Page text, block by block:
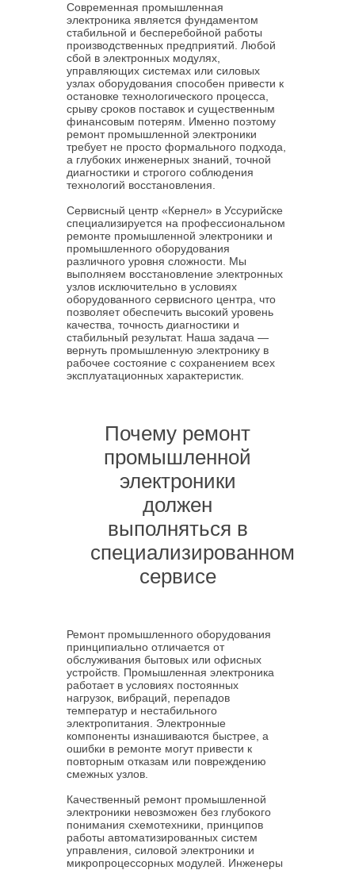
Современная промышленная
электроника является фундаментом
стабильной и бесперебойной работы
производственных предприятий. Любой
сбой в электронных модулях,
управляющих системах или силовых
узлах оборудования способен привести к
остановке технологического процесса,
срыву сроков поставок и существенным
финансовым потерям. Именно поэтому
ремонт промышленной электроники
требует не просто формального подхода,
а глубоких инженерных знаний, точной
диагностики и строгого соблюдения
технологий восстановления.
Сервисный центр «Кернел» в Уссурийске
специализируется на профессиональном
ремонте промышленной электроники и
промышленного оборудования
различного уровня сложности. Мы
выполняем восстановление электронных
узлов исключительно в условиях
оборудованного сервисного центра, что
позволяет обеспечить высокий уровень
качества, точность диагностики и
стабильный результат. Наша задача —
вернуть промышленную электронику в
рабочее состояние с сохранением всех
эксплуатационных характеристик.
Почему ремонт
промышленной
электроники
должен
выполняться в
специализированном
сервисе
Ремонт промышленного оборудования
принципиально отличается от
обслуживания бытовых или офисных
устройств. Промышленная электроника
работает в условиях постоянных
нагрузок, вибраций, перепадов
температур и нестабильного
электропитания. Электронные
компоненты изнашиваются быстрее, а
ошибки в ремонте могут привести к
повторным отказам или повреждению
смежных узлов.
Качественный ремонт промышленной
электроники невозможен без глубокого
понимания схемотехники, принципов
работы автоматизированных систем
управления, силовой электроники и
микропроцессорных модулей. Инженеры